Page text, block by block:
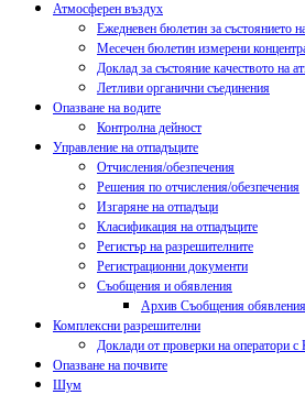
Атмосферен въздух
Ежедневен бюлетин за състоянието
Месечен бюлетин измерени
Доклад за състояние качеството на
Летливи органични съединения
Опазване на водите
Контролна дейност
Управление на отпадъците
Отчисления/обезпечения
Решения по отчисления/обезпечения
Изгаряне на отпадъци
Класификация на отпадъците
Регистър на разрешителните
Регистрационни документи
Съобщения и обявления
Архив Съобщения обявления
Комплексни разрешителни
Доклади от проверки на оператори с
Опазване на почвите
Шум